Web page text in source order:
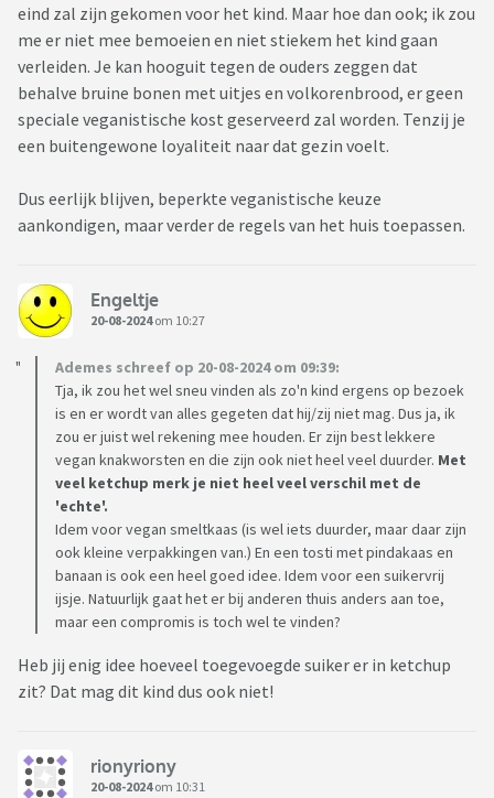
eind zal zijn gekomen voor het kind. Maar hoe dan ook; ik zou
me er niet mee bemoeien en niet stiekem het kind gaan
verleiden. Je kan hooguit tegen de ouders zeggen dat
behalve bruine bonen met uitjes en volkorenbrood, er geen
speciale veganistische kost geserveerd zal worden. Tenzij je
een buitengewone loyaliteit naar dat gezin voelt.
Dus eerlijk blijven, beperkte veganistische keuze
aankondigen, maar verder de regels van het huis toepassen.
Engeltje
20-08-2024om 10:27
Ademes schreef op 20-08-2024 om 09:39:
Tja, ik zou het wel sneu vinden als zo'n kind ergens op bezoek
is en er wordt van alles gegeten dat hij/zij niet mag. Dus ja, ik
zou er juist wel rekening mee houden. Er zijn best lekkere
vegan knakworsten en die zijn ook niet heel veel duurder. Met
veel ketchup merk je niet heel veel verschil met de
'echte'.
Idem voor vegan smeltkaas (is wel iets duurder, maar daar zijn
ook kleine verpakkingen van.) En een tosti met pindakaas en
banaan is ook een heel goed idee. Idem voor een suikervrij
ijsje. Natuurlijk gaat het er bij anderen thuis anders aan toe,
maar een compromis is toch wel te vinden?
Heb jij enig idee hoeveel toegevoegde suiker er in ketchup
zit? Dat mag dit kind dus ook niet!
rionyriony
20-08-2024om 10:31